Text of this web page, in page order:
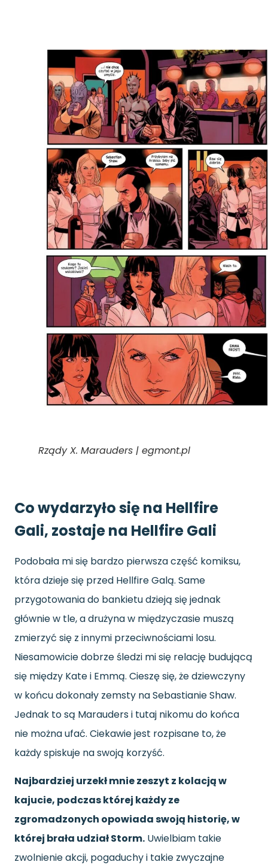
Rządy X. Marauders | egmont.pl
Co wydarzyło się na Hellfire
Gali, zostaje na Hellfire Gali
Podobała mi się bardzo pierwsza część komiksu,
która dzieje się przed Hellfire Galą. Same
przygotowania do bankietu dzieją się jednak
głównie w tle, a drużyna w międzyczasie muszą
zmierzyć się z innymi przeciwnościami losu.
Niesamowicie dobrze śledzi mi się relację budującą
się między Kate i Emmą. Cieszę się, że dziewczyny
w końcu dokonały zemsty na Sebastianie Shaw.
Jednak to są Marauders i tutaj nikomu do końca
nie można ufać. Ciekawie jest rozpisane to, że
każdy spiskuje na swoją korzyść.
Najbardziej urzekł mnie zeszyt z kolacją w
kajucie, podczas której każdy ze
zgromadzonych opowiada swoją historię, w
której brała udział Storm. Uwielbiam takie
zwolnienie akcji, pogaduchy i takie zwyczajne